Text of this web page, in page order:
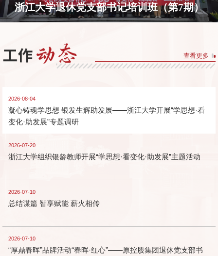
浙江大学退休党支部书记培训班（第7期）
查看更多
2026-08-04
凝心铸魂学思想 银发生辉助发展——浙江大学开展“学思想·看
变化·助发展”专题调研
2026-07-20
浙江大学组织银龄教师开展“学思想·看变化·助发展”主题活动
2026-07-10
总结谋篇 智享赋能 薪火相传
2026-07-10
“厚鼎春晖”品牌活动“春晖·红心”——原控股集团退休党支部书